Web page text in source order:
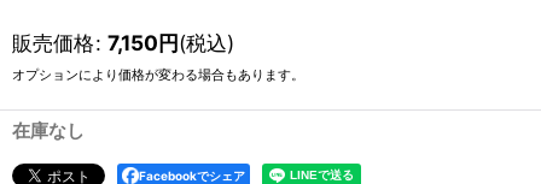
販売価格: 7,150円(税込)
オプションにより価格が変わる場合もあります。
在庫なし
Facebookでシェア